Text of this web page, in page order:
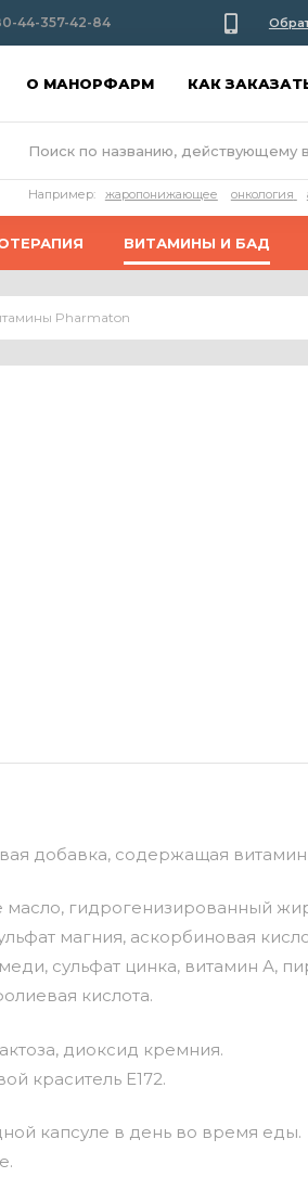
44-357-42-84
О МАНОРФАРМ КАК
Например: жаропонижающее онкология
ВИТАМИНЫ И БАД
Pharmaton
добавка, содержащая
масло, гидрогенизированный
магния, аскорбиновая
меди, сульфат цинка, витамин
кислота.
диоксид кремния.
краситель Е172.
капсуле в день во время еды.